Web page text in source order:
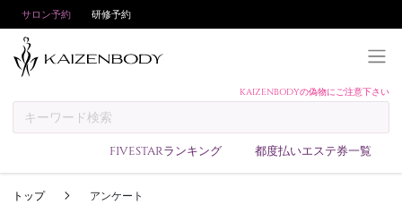
サロン予約 研修予約
KAIZENBODYの偽物にご注意下さい
FIVESTARランキング 都度払いエステ券一覧
予約方法
トップ アンケート